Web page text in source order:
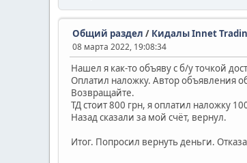
Общий раздел / Кидалы Innet
08 марта 2022, 19:08:34
Нашел я как-то объяву с б/у точкой
Оплатил наложку. Автор объявления
Возвращайте.
ТД стоит 800 грн, я оплатил наложку
Назад сказали за мой счёт, вернул.
Итог. Попросил вернуть деньги.